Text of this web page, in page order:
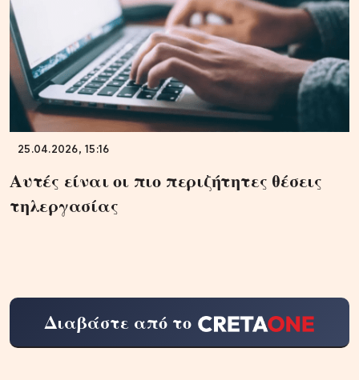
25.04.2026, 15:16
Αυτές είναι οι πιο περιζήτητες θέσεις
τηλεργασίας
Διαβάστε από το